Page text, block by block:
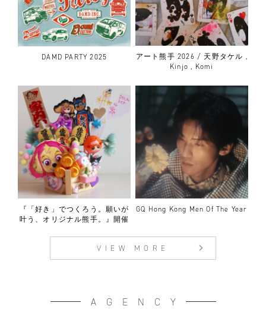
DAMD PARTY 2025
アート熊手 2026 / 天野タケル ,
Kinjo , Komi
『「好き」でつくろう。願いが
叶う、オリジナル熊手。』開催
GQ Hong Kong Men Of The Year
VIEW MORE
AGENCY